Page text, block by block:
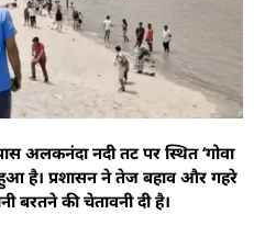
अलकनंदा नदी तट पर स्थित ‘गोवा
है। प्रशासन ने तेज बहाव और गहरे
बरतने की चेतावनी दी है।